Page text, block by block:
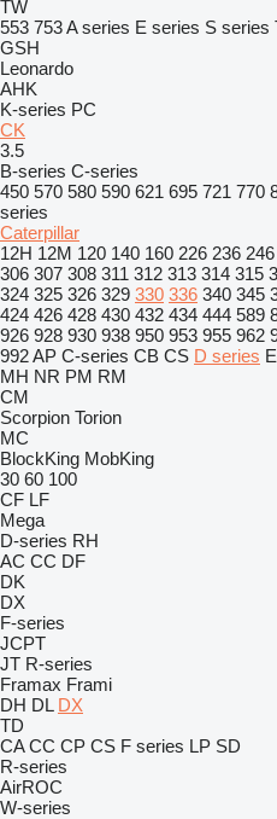
TW
553 753A series E series S series
GSH
Leonardo
AHK
K-series PC
CK
3.5
B-series C-series
450 570 580 590 621 695 721 770
series
Caterpillar
12H 12M 120 140 160 226 236 246
306 307 308 311 312 313 314 315
324 325 326 329 330 336 340 345
424 426 428 430 432 434 444 589
926 928 930 938 950 953 955 962
992AP C-series CB CS D series
MH NR PM RM
CM
Scorpion Torion
MC
BlockKing MobKing
30 60 100
CF LF
Mega
D-series RH
AC CC DF
DK
DX
F-series
JCPT
JT R-series
Framax Frami
DH DL DX
TD
CA CC CP CS F series LP SD
R-series
AirROC
W-series